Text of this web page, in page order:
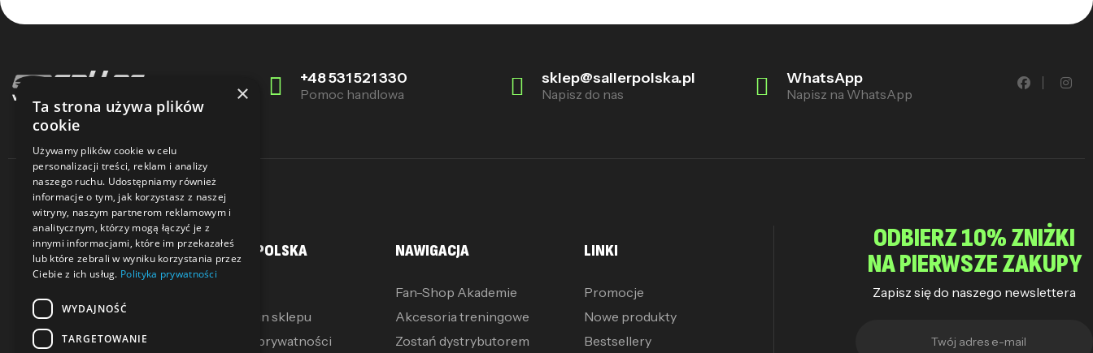
+48 531 521 330
Pomoc handlowa
sklep@sallerpolska.pl
Napisz do nas
WhatsApp
Napisz na WhatsApp
MOJE KONTO
Moje pokwitowania
Mój koszyk
SALLER POLSKA
Regulamin sklepu
Polityka prywatności
NAWIGACJA
Fan-Shop Akademie
Akcesoria treningowe
Zostań dystrybutorem
LINKI
Promocje
Nowe produkty
Bestsellery
ODBIERZ 10% ZNIŻKI
NA PIERWSZE ZAKUPY
Zapisz się do naszego newslettera
×
Ta strona używa plików
cookie
Używamy plików cookie w celu
personalizacji treści, reklam i analizy
naszego ruchu. Udostępniamy również
informacje o tym, jak korzystasz z naszej
witryny, naszym partnerom reklamowym i
analitycznym, którzy mogą łączyć je z
innymi informacjami, które im przekazałeś
lub które zebrali w wyniku korzystania przez
Ciebie z ich usług. Polityka prywatności
WYDAJNOŚĆ
TARGETOWANIE